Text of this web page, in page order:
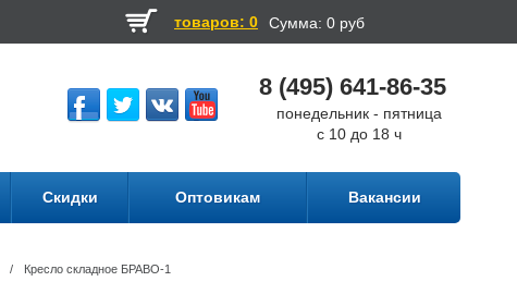
товаров: 0 Сумма: 0 руб
8 (495) 641-86-35
понедельник - пятница
с 10 до 18 ч
Скидки Оптовикам Вакансии
/ Кресло складное БРАВО-1